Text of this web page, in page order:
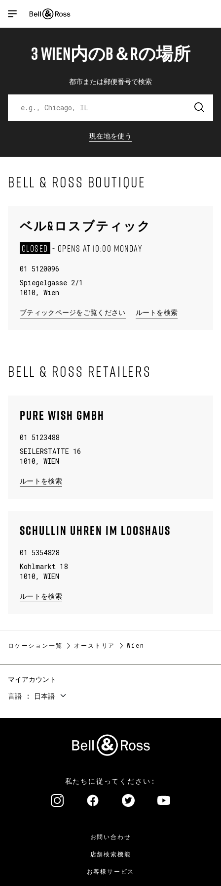
Open mobile menu
お客様サービス
3 WIEN内のB＆Rの場所
都市または郵便番号で検索
現在地を使う
BELL & ROSS BOUTIQUE
ベル&ロスブティック
CLOSED - OPENS AT 10:00 MONDAY
01 5120096
Spiegelgasse 2/1
1010, Wien
ブティックページをご覧ください ルートを検索
LINK OPENS IN NEW
BELL & ROSS RETAILERS
PURE WISH GMBH
01 5123488
SEILERSTATTE 16
1010, WIEN
ルートを検索
LINK OPENS IN NEW TAB
SCHULLIN UHREN IM LOOSHAUS
01 5354828
Kohlmarkt 18
1010, WIEN
ルートを検索
LINK OPENS IN NEW TAB
ロケーション一覧 オーストリア Wien
マイアカウント
言語
日本語
私たちに従ってください:
お問い合わせ
店舗検索機能
お客様サービス